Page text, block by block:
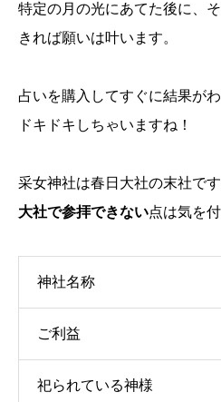
特定の月の光にあてた後に、
きれば願いは叶います。
占いを購入してすぐに結果が
ドキドキしちゃいますね！
采女神社は春日大社の末社で
大社で参拝できない点は気を
神社名称
ご利益
祀られている神様